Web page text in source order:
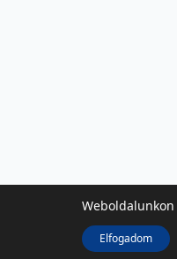
Weboldalunkon
Elfogadom